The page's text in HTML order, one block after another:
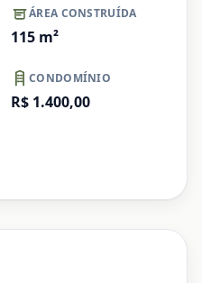
ÁREA CONSTRUÍDA
115 m²
CONDOMÍNIO
R$ 1.400,00